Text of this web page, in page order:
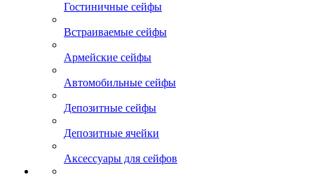
Гостиничные сейфы
Встраиваемые сейфы
Армейские сейфы
Автомобильные сейфы
Депозитные сейфы
Депозитные ячейки
Аксессуары для сейфов